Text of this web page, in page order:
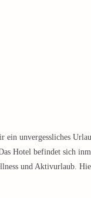
ein unvergessliches
Hotel befindet sich
und Aktivurlaub.